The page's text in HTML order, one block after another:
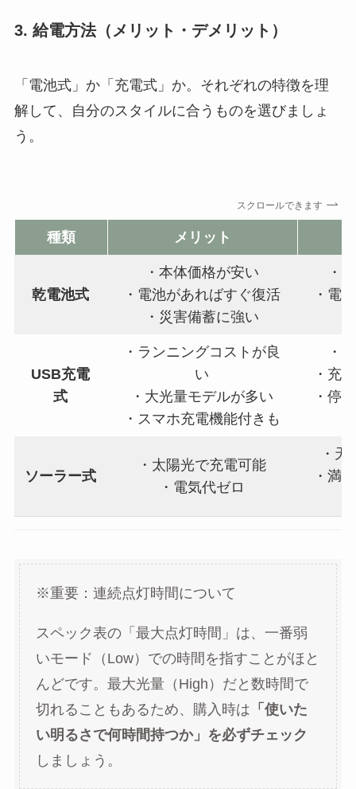
3. 給電方法（メリット・デメリット）
「電池式」か「充電式」か。それぞれの特徴を理
解して、自分のスタイルに合うものを選びましょ
う。
スクロールできます
種類 メリット
乾電池式
・本体価格が安い
・電池があればすぐ復活
・災害備蓄に強い
・
・電
USB充電
式
・ランニングコストが良
い
・大光量モデルが多い
・スマホ充電機能付きも
・
・充
・停
ソーラー式
・太陽光で充電可能
・電気代ゼロ
・
・満
※重要：連続点灯時間について
スペック表の「最大点灯時間」は、一番弱
いモード（Low）での時間を指すことがほと
んどです。最大光量（High）だと数時間で
切れることもあるため、購入時は 「使いた
い明るさで何時間持つか」を必ずチェック
しましょう。